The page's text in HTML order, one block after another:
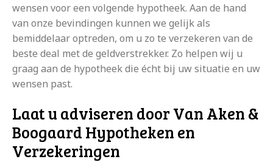
wensen voor een volgende hypotheek. Aan de hand
van onze bevindingen kunnen we gelijk als
bemiddelaar optreden, om u zo te verzekeren van de
beste deal met de geldverstrekker. Zo helpen wij u
graag aan de hypotheek die écht bij uw situatie en uw
wensen past.
Laat u adviseren door Van Aken &
Boogaard Hypotheken en
Verzekeringen